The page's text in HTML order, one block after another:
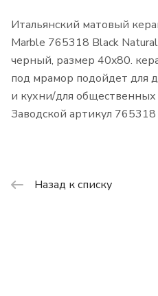
Итальянский матовый
Marble 765318 Black
черный, размер 40x80.
под мрамор подойдет для
и кухни/для
Заводской артикул 765318
Назад к списку